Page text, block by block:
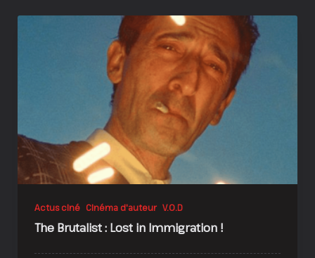
Actus ciné Cinéma d'auteur V.O.D
The Brutalist : Lost in Immigration !